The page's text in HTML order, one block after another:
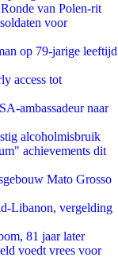
van Polen-rit
voor
op 79-jarige leeftijd
access tot
ambassadeur naar
alcoholmisbruik
achievements dit
Mato Grosso
Libanon, vergelding
81 jaar later
voedt vrees voor